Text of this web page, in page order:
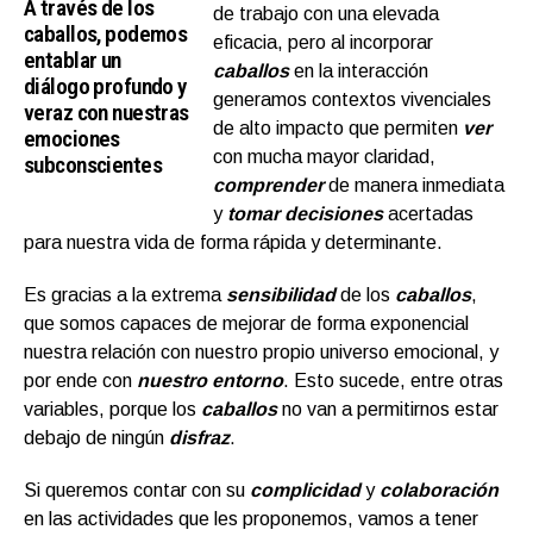
A través de los
caballos, podemos
entablar un
diálogo profundo y
veraz con nuestras
emociones
subconscientes
de trabajo con una elevada
eficacia, pero al incorporar
caballosen la interacción
generamos contextos vivenciales
de alto impacto que permiten ver
con mucha mayor claridad,
comprenderde manera inmediata
y tomar decisionesacertadas
para nuestra vida de forma rápida y determinante.
Es gracias a la extrema sensibilidadde los caballos,
que somos capaces de mejorar de forma exponencial
nuestra relación con nuestro propio universo emocional, y
por ende con nuestro entorno. Esto sucede, entre otras
variables, porque los caballosno van a permitirnos estar
debajo de ningún disfraz.
Si queremos contar con su complicidad y colaboración
en las actividades que les proponemos, vamos a tener